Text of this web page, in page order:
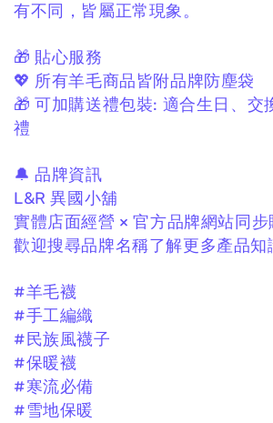
有不同， 皆屬正常現象。
🎁 貼心服務
💖 所有羊毛商品皆附品牌防塵袋
🎁 可加購送禮包裝: 適合生日、交
禮
🔔 品牌資訊
L&R 異國小舖
實體店面經營 × 官方品牌網站同步
歡迎搜尋品牌名稱了解更多產品知
#羊毛襪
#手工編織
#民族風襪子
#保暖襪
#寒流必備
#雪地保暖